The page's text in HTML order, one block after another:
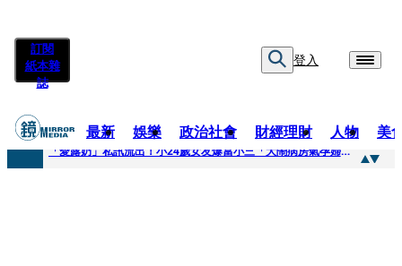
訂閱
紙本雜
誌
登入
最新 娛樂 政治社會 財經理財 人物 美
快訊
「愛露奶」私訊流出！小24歲女友爆當小三「大鬧病房氣孕婦」 姜厚任不忍回應了